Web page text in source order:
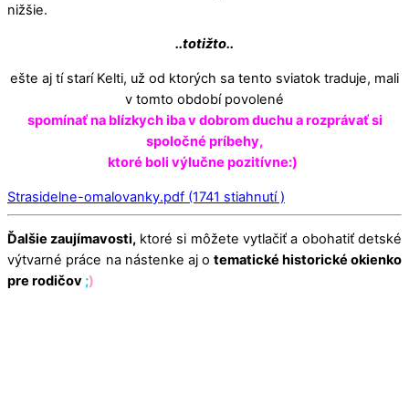
nižšie.
..totižto..
ešte aj tí starí Kelti, už od ktorých sa tento sviatok traduje, mali
v tomto období povolené
spomínať na blízkych iba v dobrom duchu a rozprávať si
spoločné príbehy,
ktoré boli výlučne pozitívne:)
Strasidelne-omalovanky.pdf (1741 stiahnutí )
Ďalšie zaujímavosti, ktoré si môžete vytlačiť a obohatiť detské
výtvarné práce na nástenke aj o tematické historické okienko
pre rodičov ;)